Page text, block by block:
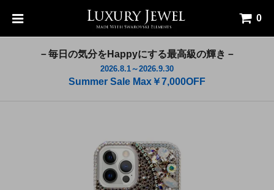
0
－毎日の気分をHappyにする最高級の輝き－
2026.8.1～2026.9.30
Summer Sale Max￥7,000OFF